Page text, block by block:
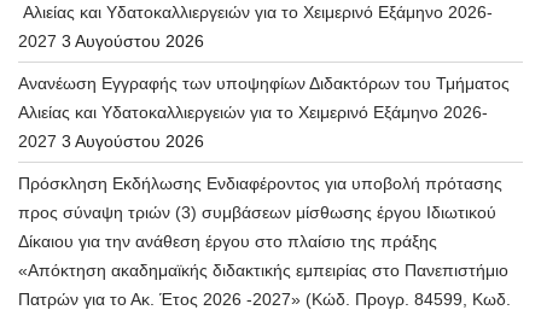
Αλιείας και Υδατοκαλλιεργειών για το Χειμερινό Εξάμηνο 2026-
2027 3 Αυγούστου 2026
Ανανέωση Εγγραφής των υποψηφίων Διδακτόρων του Τμήματος
Αλιείας και Υδατοκαλλιεργειών για το Χειμερινό Εξάμηνο 2026-
2027 3 Αυγούστου 2026
Πρόσκληση Εκδήλωσης Ενδιαφέροντος για υποβολή πρότασης
προς σύναψη τριών (3) συμβάσεων μίσθωσης έργου Ιδιωτικού
Δίκαιου για την ανάθεση έργου στο πλαίσιο της πράξης
«Απόκτηση ακαδημαϊκής διδακτικής εμπειρίας στο Πανεπιστήμιο
Πατρών για το Ακ. Έτος 2026 -2027» (Κώδ. Προγρ. 84599, Κωδ.